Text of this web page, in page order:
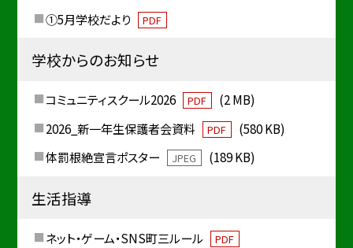
①5月学校だより
PDF
学校からのお知らせ
コミュニティスクール2026 PDF
(2 MB)
2026_新一年生保護者会資料
PDF
(580 KB)
体罰根絶宣言ポスター
JPEG (189 KB)
生活指導
ネット・ゲーム・SNS町三ルール PDF